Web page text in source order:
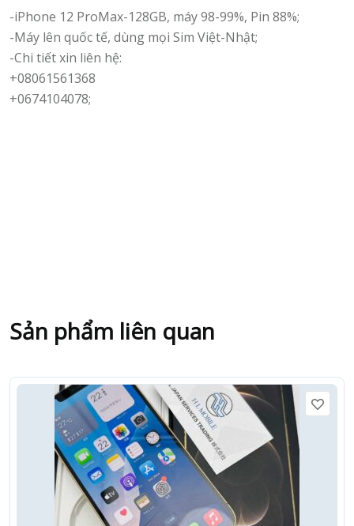
-iPhone 12 ProMax-128GB, máy 98-99%, Pin 88%;
-Máy lên quốc tế, dùng mọi Sim Việt-Nhật;
-Chi tiết xin liên hệ:
+08061561368
+0674104078;
Sản phẩm liên quan